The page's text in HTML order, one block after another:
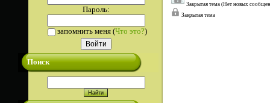
Пароль:
запомнить меня(Что это?)
Поиск
Закрытая тема (Нет новых
Закрытая тема